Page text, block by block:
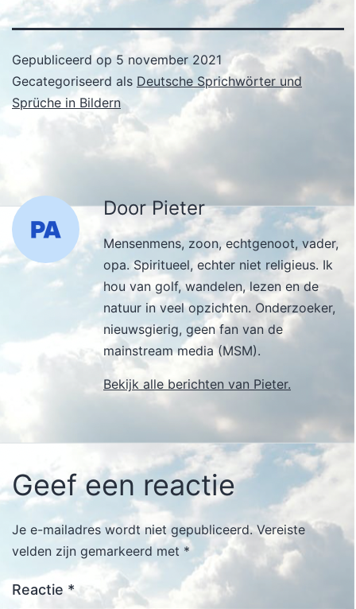
Gepubliceerd op5 november 2021
Gecategoriseerd als Deutsche Sprichwörter und
Sprüche in Bildern
Door Pieter
Mensenmens, zoon, echtgenoot, vader,
opa. Spiritueel, echter niet religieus. Ik
hou van golf, wandelen, lezen en de
natuur in veel opzichten. Onderzoeker,
nieuwsgierig, geen fan van de
mainstream media (MSM).
Bekijk alle berichten van Pieter.
Geef een reactie
Je e-mailadres wordt niet gepubliceerd. Vereiste
velden zijn gemarkeerd met *
Reactie *